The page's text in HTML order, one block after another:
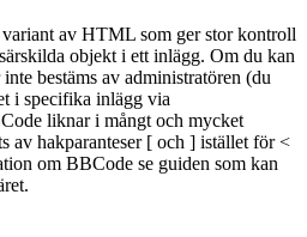
av HTML som ger stor kontroll
objekt i ett inlägg. Om du kan
bestäms av administratören (du
i specifika inlägg via
liknar i mångt och mycket
av hakparanteser [ och ] istället för <
om BBCode se guiden som kan